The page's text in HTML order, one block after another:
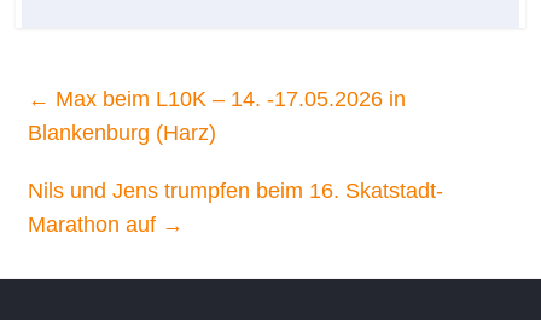
← Max beim L10K – 14. -17.05.2026 in
Blankenburg (Harz)
Nils und Jens trumpfen beim 16. Skatstadt-
Marathon auf →